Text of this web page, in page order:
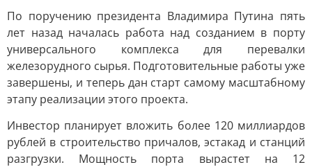
По поручению президента Владимира Путина пять
лет назад началась работа над созданием в порту
универсального комплекса для перевалки
железорудного сырья. Подготовительные работы уже
завершены, и теперь дан старт самому масштабному
этапу реализации этого проекта.
Инвестор планирует вложить более 120 миллиардов
рублей в строительство причалов, эстакад и станций
разгрузки. Мощность порта вырастет на 12